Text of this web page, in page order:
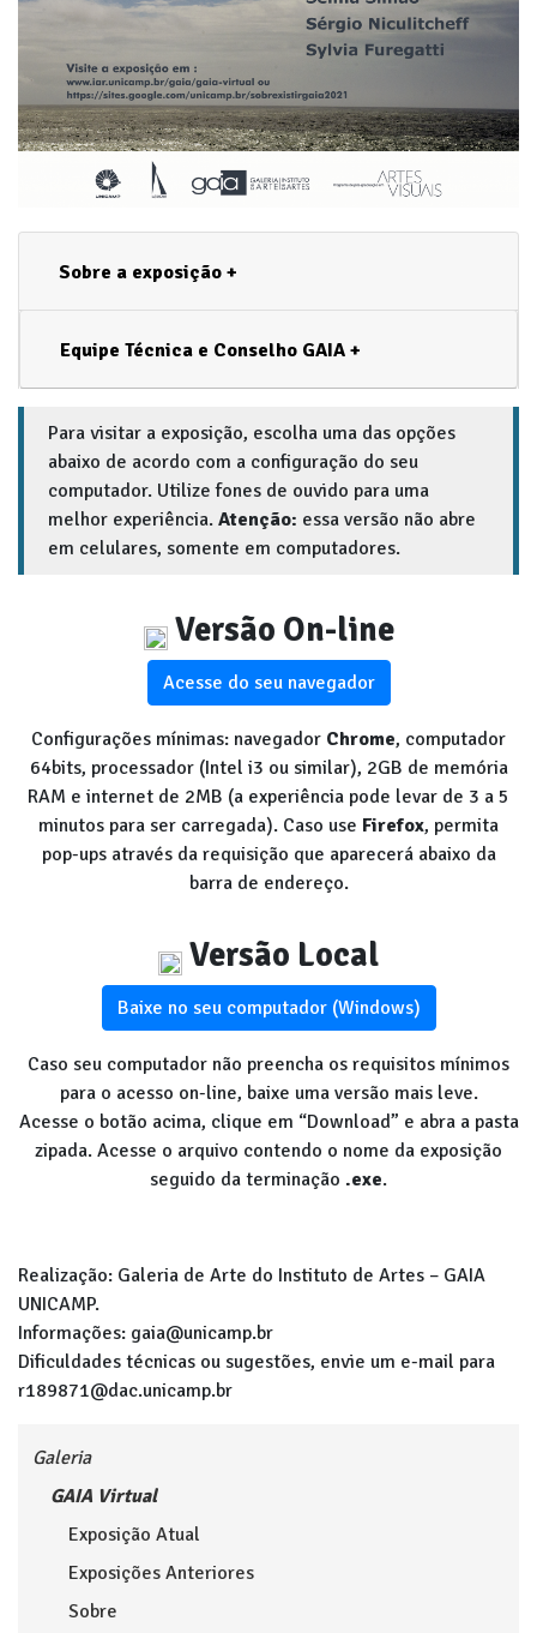
Sobre a exposição +
Equipe Técnica e Conselho GAIA +
Para visitar a exposição, escolha uma das opções
abaixo de acordo com a configuração do seu
computador. Utilize fones de ouvido para uma
melhor experiência. Atenção: essa versão não abre
em celulares, somente em computadores.
Versão On-line
Acesse do seu navegador
Configurações mínimas: navegador Chrome, computador
64bits, processador (Intel i3 ou similar), 2GB de memória
RAM e internet de 2MB (a experiência pode levar de 3 a 5
minutos para ser carregada). Caso use Firefox, permita
pop-ups através da requisição que aparecerá abaixo da
barra de endereço.
Versão Local
Baixe no seu computador (Windows)
Caso seu computador não preencha os requisitos mínimos
para o acesso on-line, baixe uma versão mais leve.
Acesse o botão acima, clique em “Download” e abra a pasta
zipada. Acesse o arquivo contendo o nome da exposição
seguido da terminação .exe.
Realização: Galeria de Arte do Instituto de Artes – GAIA
UNICAMP.
Informações: gaia@unicamp.br
Dificuldades técnicas ou sugestões, envie um e-mail para
r189871@dac.unicamp.br
Galeria
GAIA Virtual
Exposição Atual
Exposições Anteriores
Sobre